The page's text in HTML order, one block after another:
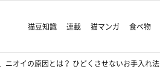
猫豆知識 連載 猫マンガ 食べ物
ニオイの原因とは？ ひどくさせないお手入れ法